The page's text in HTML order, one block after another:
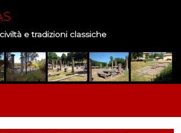
e tradizioni classiche